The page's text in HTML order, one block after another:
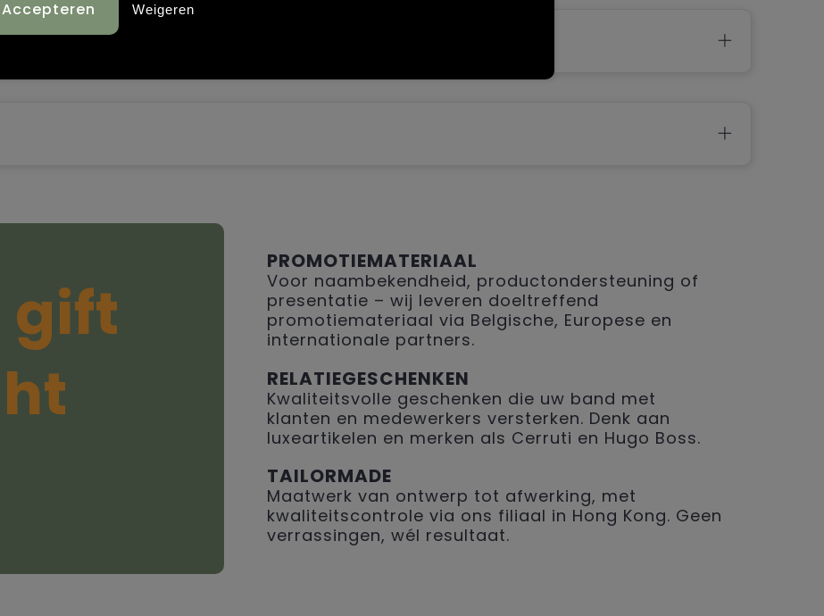
gift
PROMOTIEMATERIAAL
Voor naambekendheid, productondersteuning of
presentatie – wij leveren doeltreffend
promotiemateriaal via Belgische, Europese en
internationale partners.
RELATIEGESCHENKEN
Kwaliteitsvolle geschenken die uw band met
klanten en medewerkers versterken. Denk aan
luxeartikelen en merken als Cerruti en Hugo Boss.
TAILORMADE
Maatwerk van ontwerp tot afwerking, met
kwaliteitscontrole via ons filiaal in Hong Kong. Geen
verrassingen, wél resultaat.
Weigeren